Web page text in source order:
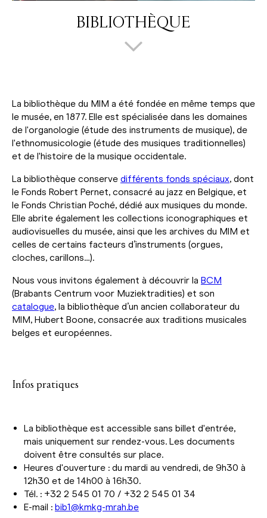
BIBLIOTHÈQUE
La bibliothèque du MIM a été fondée en même temps que
le musée, en 1877. Elle est spécialisée dans les domaines
de l'organologie (étude des instruments de musique), de
l'ethnomusicologie (étude des musiques traditionnelles)
et de l'histoire de la musique occidentale.
La bibliothèque conserve différents fonds spéciaux, dont
le Fonds Robert Pernet, consacré au jazz en Belgique, et
le Fonds Christian Poché, dédié aux musiques du monde.
Elle abrite également les collections iconographiques et
audiovisuelles du musée, ainsi que les archives du MIM et
celles de certains facteurs d’instruments (orgues,
cloches, carillons…).
Nous vous invitons également à découvrir la BCM
(Brabants Centrum voor Muziektradities) et son
catalogue, la bibliothèque d’un ancien collaborateur du
MIM, Hubert Boone, consacrée aux traditions musicales
belges et européennes.
Infos pratiques
La bibliothèque est accessible sans billet d'entrée,
mais uniquement sur rendez-vous. Les documents
doivent être consultés sur place.
Heures d'ouverture : du mardi au vendredi, de 9h30 à
12h30 et de 14h00 à 16h30.
Tél. : +32 2 545 01 70 / +32 2 545 01 34
E-mail : bib1@kmkg-mrah.be